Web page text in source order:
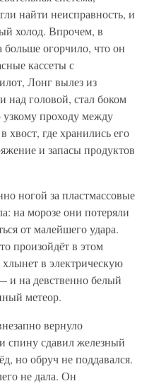
найти неисправность, и
холод. Впрочем, в
огорчило, что он
кассеты с
Лонг вылез из
над головой, стал боком
узкому проходу между
где хранились его
и запасы продуктов
ногой за пластмассовые
на морозе они потеряли
от малейшего удара.
произойдёт в этом
в электрическую
и на девственно белый
метеор.
вернуло
спину сдавил железный
но обруч не поддавался.
не дала. Он